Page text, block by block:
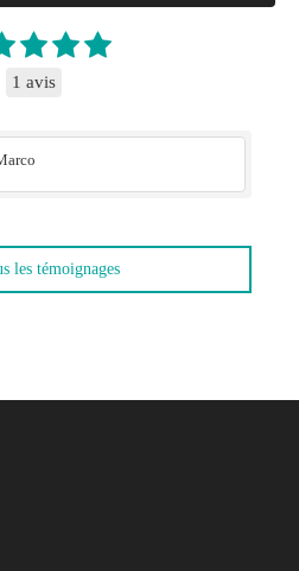
1 avis
les témoignages